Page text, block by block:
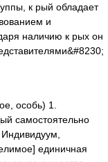
к рый обладает
и
наличию к рых он
особь) 1.
самостоятельно
единичная